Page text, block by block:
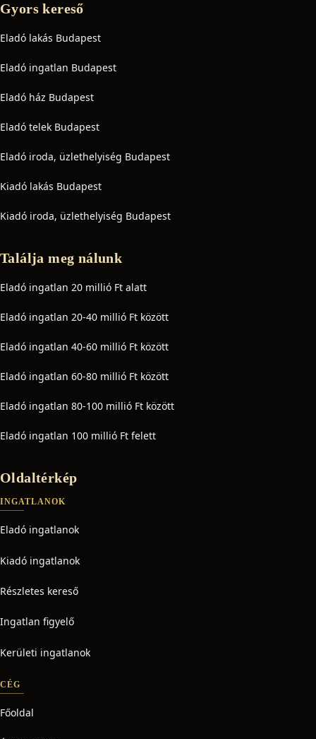
Gyors kereső
Eladó lakás Budapest
Eladó ingatlan Budapest
Eladó ház Budapest
Eladó telek Budapest
Eladó iroda, üzlethelyiség Budapest
Kiadó lakás Budapest
Kiadó iroda, üzlethelyiség Budapest
Találja meg nálunk
Eladó ingatlan 20 millió Ft alatt
Eladó ingatlan 20-40 millió Ft között
Eladó ingatlan 40-60 millió Ft között
Eladó ingatlan 60-80 millió Ft között
Eladó ingatlan 80-100 millió Ft között
Eladó ingatlan 100 millió Ft felett
Oldaltérkép
INGATLANOK
Eladó ingatlanok
Kiadó ingatlanok
Részletes kereső
Ingatlan figyelő
Kerületi ingatlanok
CÉG
Főoldal